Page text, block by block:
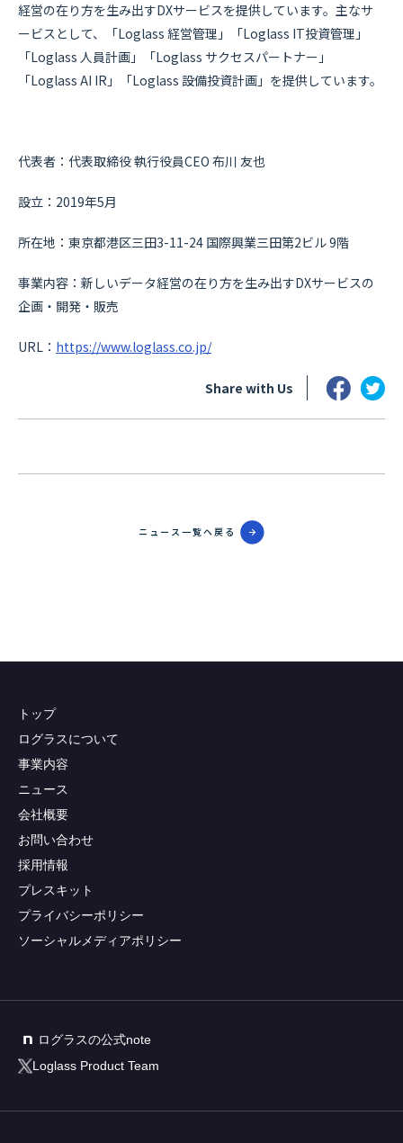
経営の在り方を生み出すDXサービスを提供しています。主なサ
ービスとして、「Loglass 経営管理」「Loglass IT投資管理」
「Loglass 人員計画」「Loglass サクセスパートナー」
「Loglass AI IR」「Loglass 設備投資計画」を提供しています。
代表者：代表取締役 執行役員CEO 布川 友也
設立：2019年5月
所在地：東京都港区三田3-11-24 国際興業三田第2ビル 9階
事業内容：新しいデータ経営の在り方を生み出すDXサービスの
企画・開発・販売
URL： https://www.loglass.co.jp/
Share with Us
ニュース一覧へ戻る
トップ
ログラスについて
事業内容
ニュース
会社概要
お問い合わせ
採用情報
プレスキット
プライバシーポリシー
ソーシャルメディアポリシー
ログラスの公式note
Loglass Product Team